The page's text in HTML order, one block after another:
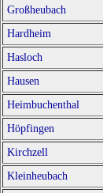
Großheubach
Hardheim
Hasloch
Hausen
Heimbuchenthal
Höpfingen
Kirchzell
Kleinheubach